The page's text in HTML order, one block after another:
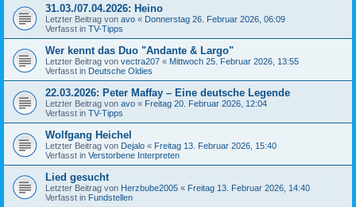
31.03./07.04.2026: Heino
Letzter Beitrag von avo « Donnerstag 26. Februar 2026, 06:09
Verfasst in TV-Tipps
Wer kennt das Duo "Andante & Largo"
Letzter Beitrag von vectra207 « Mittwoch 25. Februar 2026, 13:55
Verfasst in Deutsche Oldies
22.03.2026: Peter Maffay – Eine deutsche Legende
Letzter Beitrag von avo « Freitag 20. Februar 2026, 12:04
Verfasst in TV-Tipps
Wolfgang Heichel
Letzter Beitrag von Dejalo « Freitag 13. Februar 2026, 15:40
Verfasst in Verstorbene Interpreten
Lied gesucht
Letzter Beitrag von Herzbube2005 « Freitag 13. Februar 2026, 14:40
Verfasst in Fundstellen